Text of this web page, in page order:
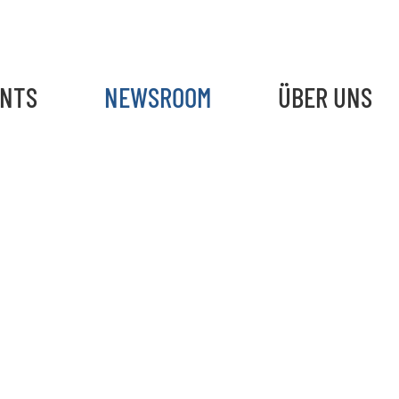
NEWSROOM ÜBER UNS